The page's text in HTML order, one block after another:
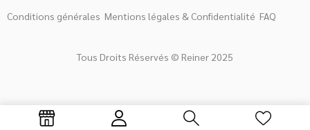
Conditions générales Mentions légales & Confidentialité FAQ
Tous Droits Réservés © Reiner 2025